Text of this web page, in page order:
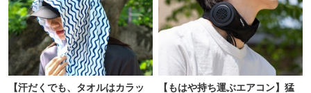
【汗だくでも、タオルはカラッ
【もはや持ち運ぶエアコン】猛